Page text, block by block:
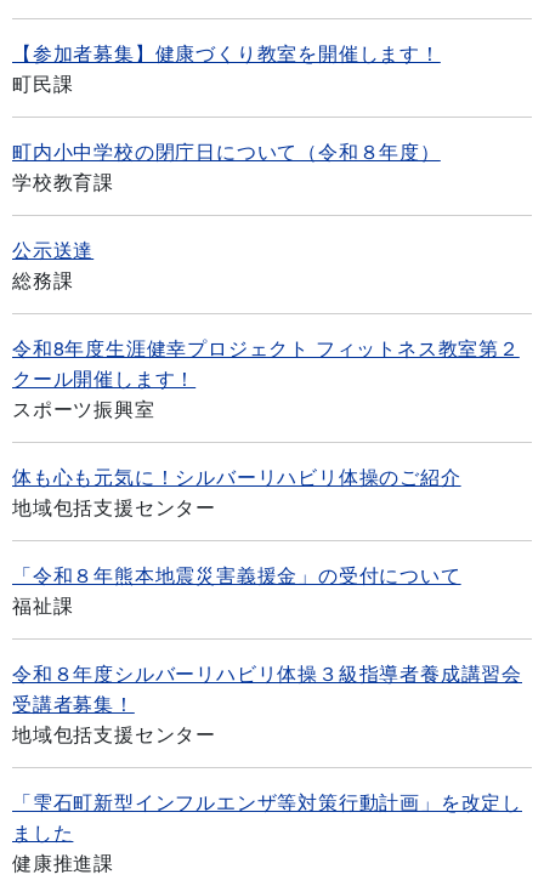
【参加者募集】健康づくり教室を開催します！
町民課
町内小中学校の閉庁日について（令和８年度）
学校教育課
公示送達
総務課
令和8年度生涯健幸プロジェクト フィットネス教室第２
クール開催します！
スポーツ振興室
体も心も元気に！シルバーリハビリ体操のご紹介
地域包括支援センター
「令和８年熊本地震災害義援金」の受付について
福祉課
令和８年度シルバーリハビリ体操３級指導者養成講習会
受講者募集！
地域包括支援センター
「雫石町新型インフルエンザ等対策行動計画」を改定し
ました
健康推進課